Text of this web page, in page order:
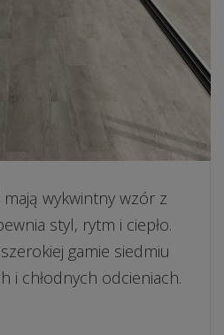
mają wykwintny wzór z
styl, rytm i ciepło.
gamie siedmiu
i chłodnych odcieniach.